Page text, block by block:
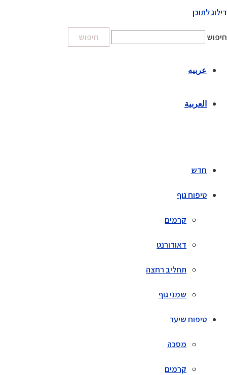
דילוג לתוכן
חיפוש חיפוש
عربيه
العربية
חדש
טיפוח גוף
קרמים
דאודורנט
תחליב רחצה
שמני גוף
טיפוח שיער
מסכה
קרמים